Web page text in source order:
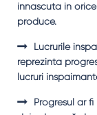
innascuta in
produce.
Lucrurile
reprezinta
lucruri
Progresul ar